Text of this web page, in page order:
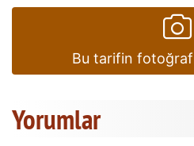
Bu tarifin
Yorumlar